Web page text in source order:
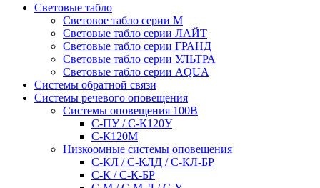
Световые табло
Световое табло серии М
Световые табло серии ЛАЙТ
Световые табло серии ГРАНД
Световые табло серии УЛЬТРА
Световые табло серии AQUA
Системы обратной связи
Системы речевого оповещения
Системы оповещения 100В
С-ПУ / С-К120У
С-К120М
Низкоомные системы оповещения
С-КЛ / С-КЛД / C-КЛ-БР
С-К / С-К-БР